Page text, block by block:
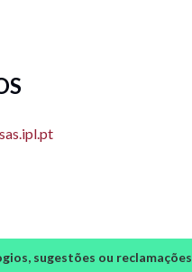
sugestões ou reclamações